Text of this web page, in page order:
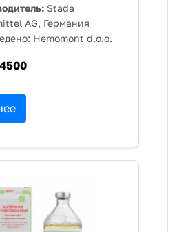
Stada
AG, Германия
Hemomont d.o.o.